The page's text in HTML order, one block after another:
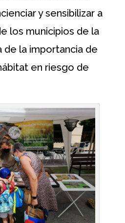
y sensibilizar a
los municipios de la
de la importancia de
en riesgo de